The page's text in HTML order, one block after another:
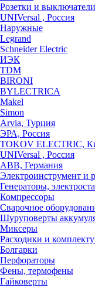
Розетки и
UNIVersal , Россия
Наружные
Legrand
Schneider Electric
ИЭК
TDM
BIRONI
BYLECTRICA
Makel
Simon
Arvia, Турция
ЭРА, Россия
TOKOV ELECTRIC,
UNIVersal , Россия
ABB, Германия
Электроинструмент и
Генераторы,
Компрессоры
Сварочное
Шуруповерты
Миксеры
Расходики и
Болгарки
Перфораторы
Фены, термофены
Гайковерты